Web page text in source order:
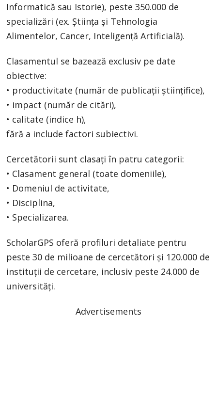
Informatică sau Istorie), peste 350.000 de
specializări (ex. Știința și Tehnologia
Alimentelor, Cancer, Inteligență Artificială).
Clasamentul se bazează exclusiv pe date
obiective:
• productivitate (număr de publicații științifice),
• impact (număr de citări),
• calitate (indice h),
fără a include factori subiectivi.
Cercetătorii sunt clasați în patru categorii:
• Clasament general (toate domeniile),
• Domeniul de activitate,
• Disciplina,
• Specializarea.
ScholarGPS oferă profiluri detaliate pentru
peste 30 de milioane de cercetători și 120.000 de
instituții de cercetare, inclusiv peste 24.000 de
universități.
Advertisements